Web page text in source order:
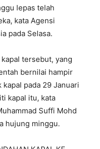
lepas telah
kata Agensi
pada Selasa.
tersebut, yang
bernilai hampir
pada 29 Januari
kapal itu, kata
Suffi Mohd
hujung minggu.